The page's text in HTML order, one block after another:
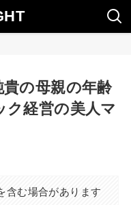
貴の母親の年齢
ク経営の美人マ
含む場合があります